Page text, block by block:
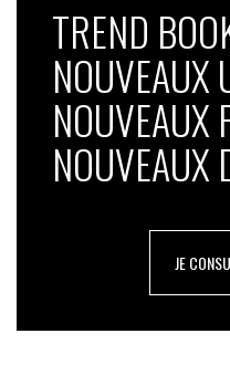
TREND
NOUVEAUX
NOUVEAUX
NOUVEAUX
JE